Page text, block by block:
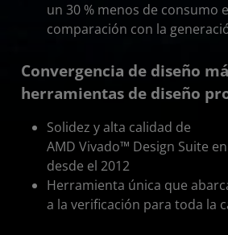
un 30 % menos de consumo
comparación con la
Convergencia de diseño
herramientas de diseño
Solidez y alta calidad de
AMD Vivado™ Design Suite
desde el 2012
Herramienta única que
a la verificación para toda la